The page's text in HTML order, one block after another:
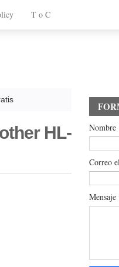
T o C
HL-
Nombre
Correo
Mensaje